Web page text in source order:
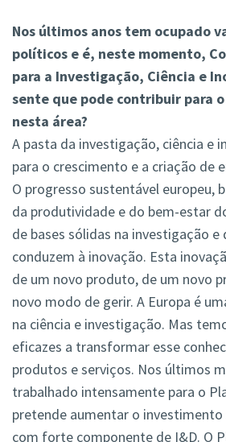
Nos últimos anos tem ocupado
políticos e é, neste momento,
para a Investigação, Ciência e
sente que pode contribuir para
nesta área?
A pasta da investigação, ciência e
para o crescimento e a criação de
O progresso sustentável europeu,
da produtividade e do bem-estar
de bases sólidas na investigação e
conduzem à inovação. Esta
de um novo produto, de um novo
novo modo de gerir. A Europa é
na ciência e investigação. Mas
eficazes a transformar esse
produtos e serviços. Nos últimos
trabalhado intensamente para o
pretende aumentar o
com forte componente de I&D. O